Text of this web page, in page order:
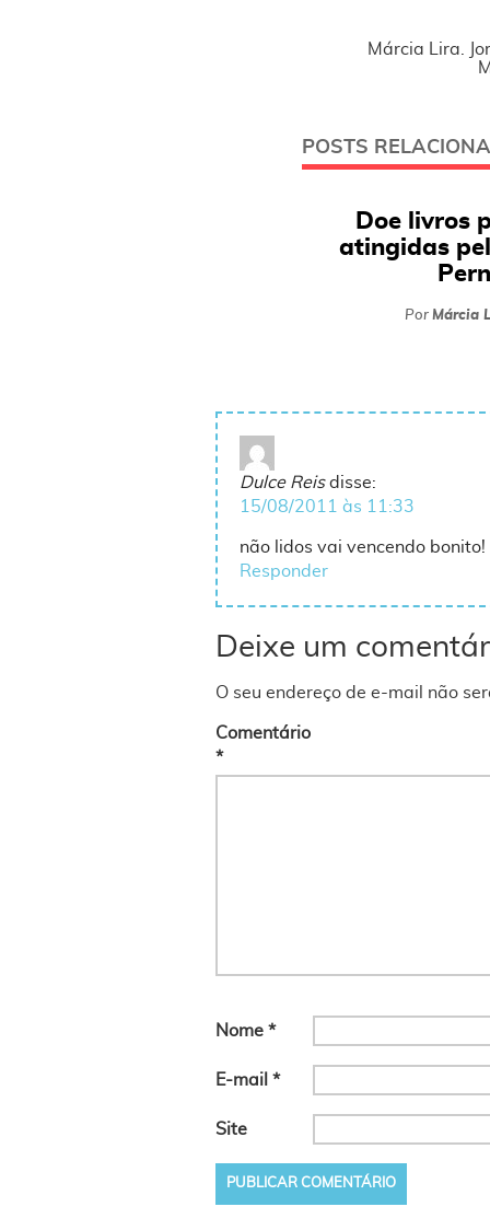
Márcia Lira.
POSTS
Doe livros
atingidas
PorMárcia
Dulce Reis disse:
15/08/2011 às 11:33
não lidos vai vencendo bonito!
Responder
Deixe um
O seu endereço de e-mail não
Comentário
*
Nome *
E-mail *
Site